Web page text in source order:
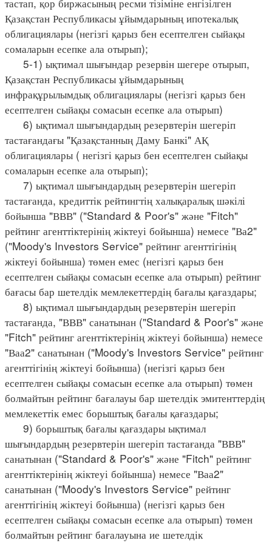
Қазақстан Республикасы ұйымдарының ипотекалық
облигациялары (негізгі қарыз бен есептелген сыйақы
сомаларын есепке ала отырып);
5-1) ықтимал шығындар резервін шегере отырып,
Қазақстан Республикасы ұйымдарының
инфрақұрылымдық облигациялары (негізгі қарыз бен
есептелген сыйақы сомасын есепке ала отырып)
6) ықтимал шығындардың резервтерін шегеріп
тастағандағы "Қазақстанның Даму Банкі" АҚ
облигациялары ( негізгі қарыз бен есептелген сыйақы
сомаларын есепке ала отырып);
7) ықтимал шығындардың резервтерін шегеріп
тастағанда, кредиттік рейтингтің халықаралық шәкілі
бойынша "ВВВ" ("Standard & Poor's" және "Fitch"
рейтинг агенттіктерінің жіктеуі бойынша) немесе "Ва2"
("Moody's Investors Service" рейтинг агенттігінің
жіктеуі бойынша) төмен емес (негізгі қарыз бен
есептелген сыйақы сомасын есепке ала отырып) рейтинг
бағасы бар шетелдік мемлекеттердің бағалы қағаздары;
8) ықтимал шығындардың резервтерін шегеріп
тастағанда, "ВВВ" санатынан ("Standard & Poor's" және
"Fitch" рейтинг агенттіктерінің жіктеуі бойынша) немесе
"Ваа2" санатынан ("Moody's Investors Service" рейтинг
агенттігінің жіктеуі бойынша) (негізгі қарыз бен
есептелген сыйақы сомасын есепке ала отырып) төмен
болмайтын рейтинг бағалауы бар шетелдік эмитенттердің
мемлекеттік емес борыштық бағалы қағаздары;
9) борыштық бағалы қағаздары ықтимал
шығындардың резервтерін шегеріп тастағанда "ВВВ"
санатынан ("Standard & Poor's" және "Fitch" рейтинг
агенттіктерінің жіктеуі бойынша) немесе "Ваа2"
санатынан ("Moody's Investors Service" рейтинг
агенттігінің жіктеуі бойынша) (негізгі қарыз бен
есептелген сыйақы сомасын есепке ала отырып) төмен
болмайтын рейтинг бағалауына ие шетелдік